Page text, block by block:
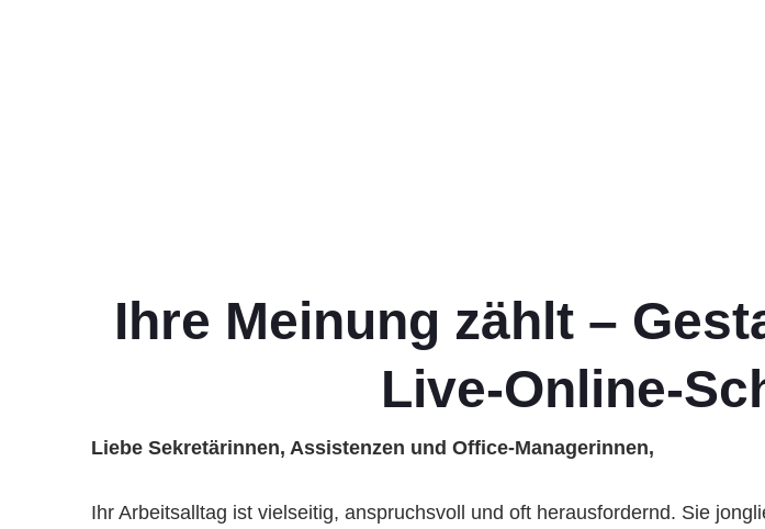
Ihre Meinung zählt –
Live-Online-
Liebe Sekretärinnen, Assistenzen und Office-Managerinnen,
Ihr Arbeitsalltag ist vielseitig, anspruchsvoll und oft herausfordernd. Sie